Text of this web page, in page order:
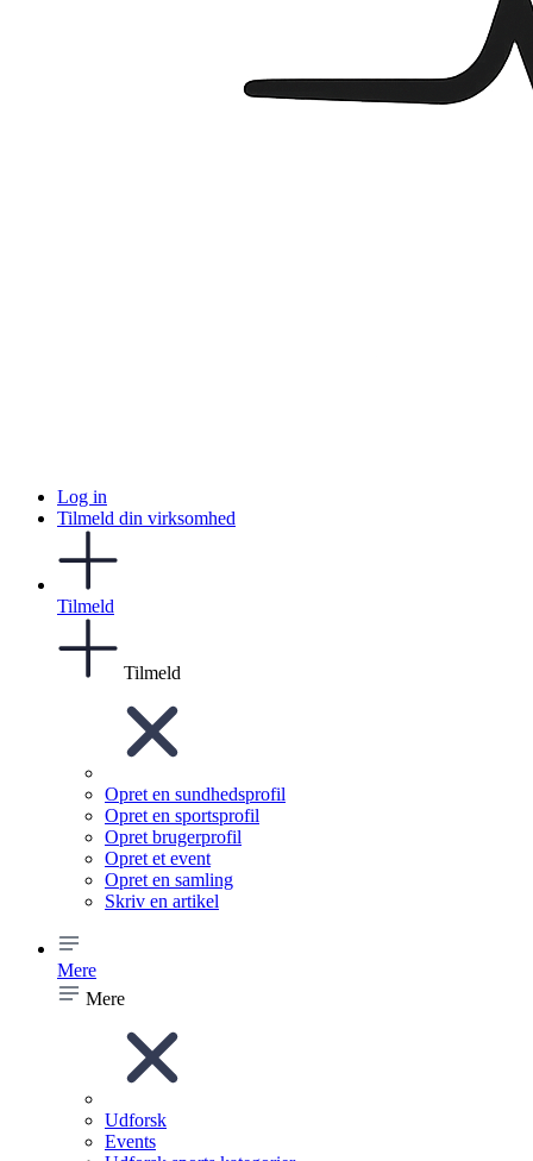
Log in
Tilmeld din virksomhed
Tilmeld
Tilmeld
Opret en sundhedsprofil
Opret en sportsprofil
Opret brugerprofil
Opret et event
Opret en samling
Skriv en artikel
Mere
Mere
Udforsk
Events